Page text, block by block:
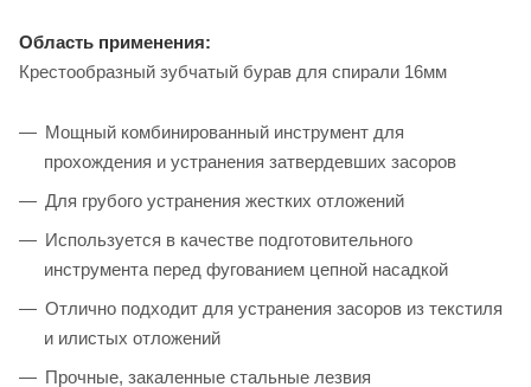
Область применения:
Крестообразный зубчатый бурав для спирали 16мм
Мощный комбинированный инструмент для
прохождения и устранения затвердевших засоров
Для грубого устранения жестких отложений
Используется в качестве подготовительного
инструмента перед фугованием цепной насадкой
Отлично подходит для устранения засоров из текстиля
и илистых отложений
Прочные, закаленные стальные лезвия